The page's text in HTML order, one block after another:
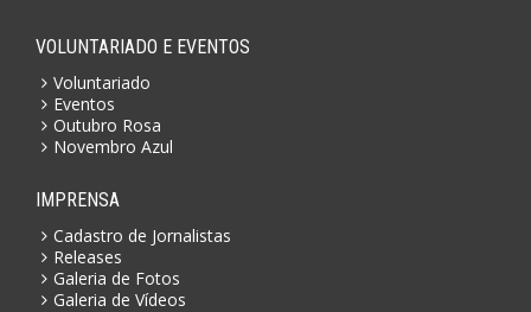
VOLUNTARIADO E EVENTOS
Voluntariado
Eventos
Outubro Rosa
Novembro Azul
IMPRENSA
Cadastro de Jornalistas
Releases
Galeria de Fotos
Galeria de Vídeos